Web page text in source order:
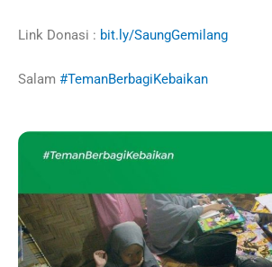
Link Donasi : bit.ly/SaungGemilang
Salam #TemanBerbagiKebaikan